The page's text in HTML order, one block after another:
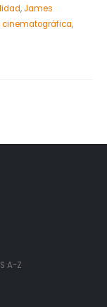
, James
cinematográfica,
A-Z